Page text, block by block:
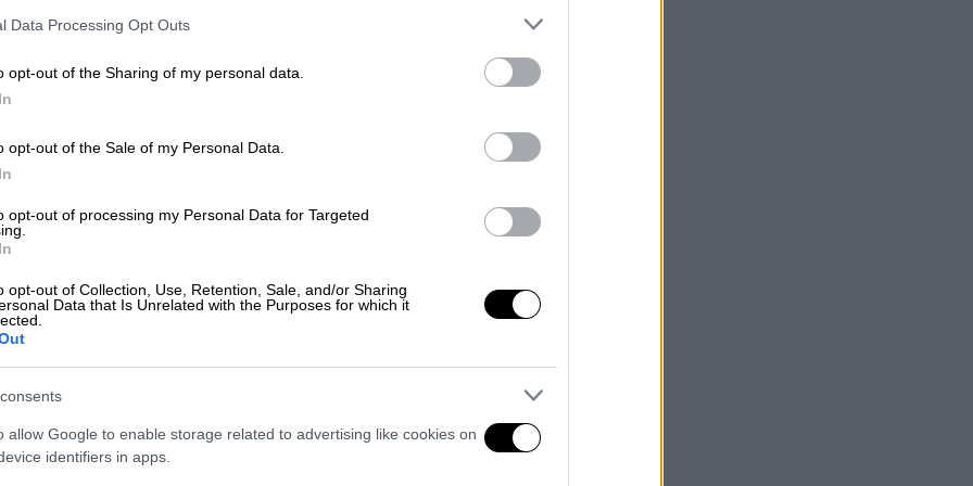
Data Processing Opt Outs
opt-out of the Sharing of my personal data.
opt-out of the Sale of my Personal Data.
opt-out of processing my Personal Data for Targeted
opt-out of Collection, Use, Retention, Sale, and/or Sharing
Data that Is Unrelated with the Purposes for which it
allow Google to enable storage related to advertising like cookies on
identifiers in apps.
Αθλητισμός 11.10.2022 18:29
Μπότο
επίκεντρο το ντέρμπι με τον
ΠΑΟΚ: Σύνθημα αντεπίθεσης από
Ιβάν Σαββίδη - «Δεν έχω ποτέ
στόχο να είμαι δεύτερος»
Παραμονές της έναρξης του